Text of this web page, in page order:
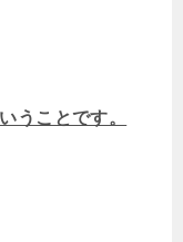
うことです。